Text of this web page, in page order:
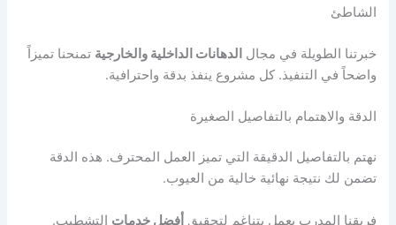
الشاطئ
خبرتنا الطويلة في مجال الدهانات الداخلية والخارجية تمنحنا تميزاً
واضحاً في التنفيذ. كل مشروع ينفذ بدقة واحترافية.
الدقة والاهتمام بالتفاصيل الصغيرة
نهتم بالتفاصيل الدقيقة التي تميز العمل المحترف. هذه الدقة
تضمن لك نتيجة نهائية خالية من العيوب.
فريقنا المدرب يعمل بتناغم لتحقيق أفضل خدمات التشطيب.